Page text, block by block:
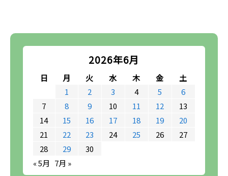
2026年6月
日 月 火 水 木 金
土
1
2 3 4 5
6
7
8 9 10 11 12
13
14
15 16 17 18 19
20
21
22 23 24 25 26
27
28
29
30
« 5月 7月 »